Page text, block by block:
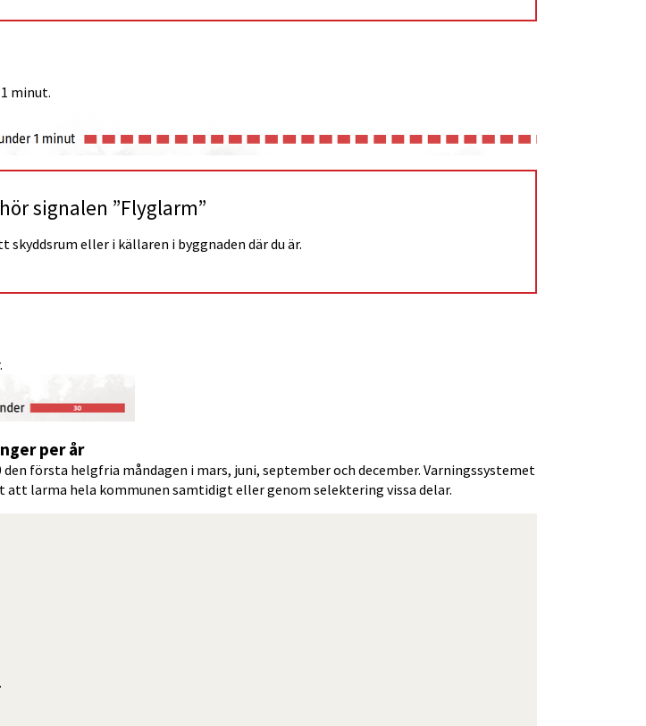
minut.
signalen ”Flyglarm”
skyddsrum eller i källaren i byggnaden där du är.
per år
den första helgfria måndagen i mars, juni, september och december. Varningssystemet
larma hela kommunen samtidigt eller genom selektering vissa delar.